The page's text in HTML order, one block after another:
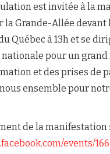
est invitée à la
la Grande-Allée devant
Québec à 13h et se
nationale pour un
et des prises de
ensemble pour
de la manifestation :
events/